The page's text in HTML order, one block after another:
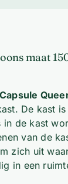
maat
De kast
in de kast
van de
zich uit
in een